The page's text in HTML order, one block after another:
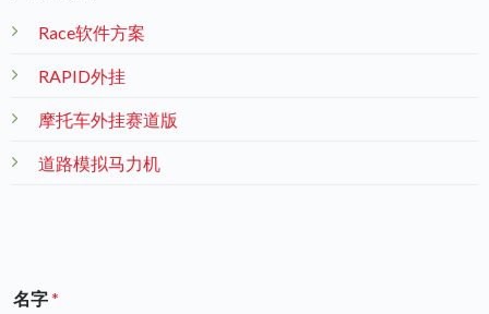
Race软件方案
RAPID外挂
摩托车外挂赛道版
道路模拟马力机
名字*